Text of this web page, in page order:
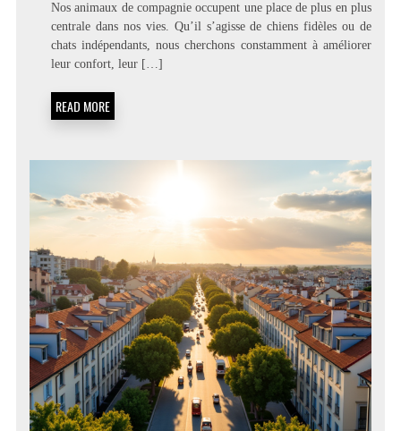
MEILLEURS
ACCESSOIRES
POUR
CHIENS
LE
Nos animaux de compagnie occupent une place de plus en plus
centrale dans nos vies. Qu’il s’agisse de chiens fidèles ou de
chats indépendants, nous cherchons constamment à améliorer
leur confort, leur […]
READ MORE